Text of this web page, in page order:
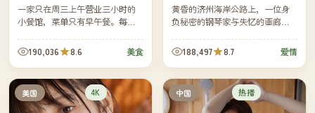
一家只在周三上午营业三小时的
小餐馆，菜单只有早午餐。每集
法对家人言说的心事，由一道菜
替他们说完。
190,036 8.6 美食
黄昏的济州海岸公路上，一位身
负秘密的钢琴家与失忆的画廊策
忆拼凑出一段早已被各自遗忘的
承诺。慢节奏、画面唯美，雨夜
188,497 8.7 爱情
美国 4K 中国 热播